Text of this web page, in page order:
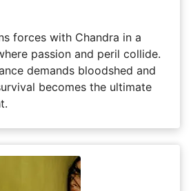
forces with Chandra in a
passion and peril collide.
demands bloodshed and
becomes the ultimate